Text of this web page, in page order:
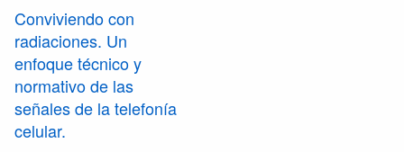
Conviviendo con
radiaciones. Un
enfoque técnico y
normativo de las
señales de la telefonía
celular.